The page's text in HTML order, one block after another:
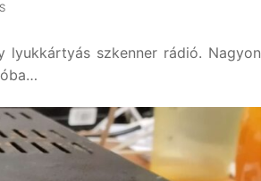
lyukkártyás szkenner rádió. Nagyon